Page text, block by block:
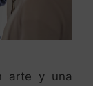
arte y una